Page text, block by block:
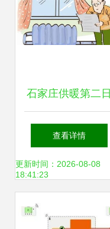
石家庄供暖第二日
暖气不达标问题引
关注
查看详情
更新时间：2026-08-08
18:41:23